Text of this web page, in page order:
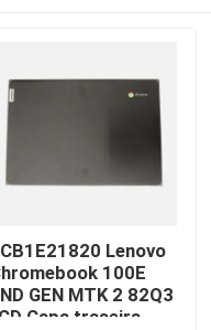
Lenovo
100E
GEN MTK 2 82Q3
Capa traseira